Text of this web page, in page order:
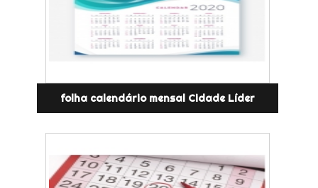
folha calendário mensal Cidade Líder